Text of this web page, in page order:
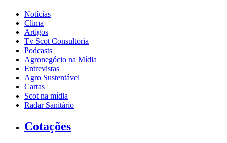
Notícias
Clima
Artigos
Tv Scot Consultoria
Podcasts
Agronegócio na Mídia
Entrevistas
Agro Sustentável
Cartas
Scot na mídia
Radar Sanitário
Cotações